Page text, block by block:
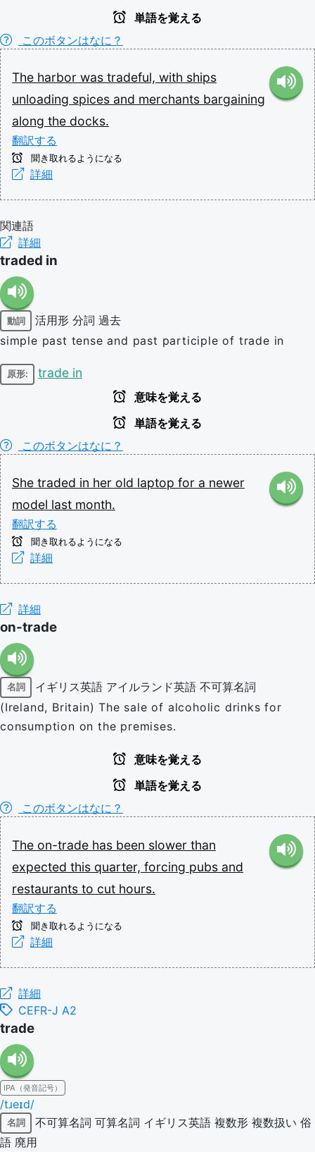
単語を覚える
このボタンはなに？
The harbor was tradeful, with ships
unloading spices and merchants bargaining
along the docks.
翻訳する
聞き取れるようになる
詳細
関連語
詳細
traded in
動詞 活用形 分詞 過去
simple past tense and past participle of trade in
原形: trade in
意味を覚える
単語を覚える
このボタンはなに？
She traded in her old laptop for a newer
model last month.
翻訳する
聞き取れるようになる
詳細
詳細
on-trade
名詞 イギリス英語 アイルランド英語 不可算名詞
(Ireland, Britain) The sale of alcoholic drinks for
consumption on the premises.
意味を覚える
単語を覚える
このボタンはなに？
The on-trade has been slower than
expected this quarter, forcing pubs and
restaurants to cut hours.
翻訳する
聞き取れるようになる
詳細
詳細
CEFR-J A2
trade
IPA（発音記号）
/tɹeɪd/
名詞 不可算名詞 可算名詞 イギリス英語 複数形 複数扱い 俗
語 廃用